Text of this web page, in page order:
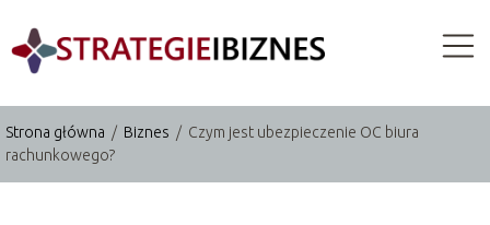
Strona główna / Biznes / Czym jest ubezpieczenie OC biura
rachunkowego?